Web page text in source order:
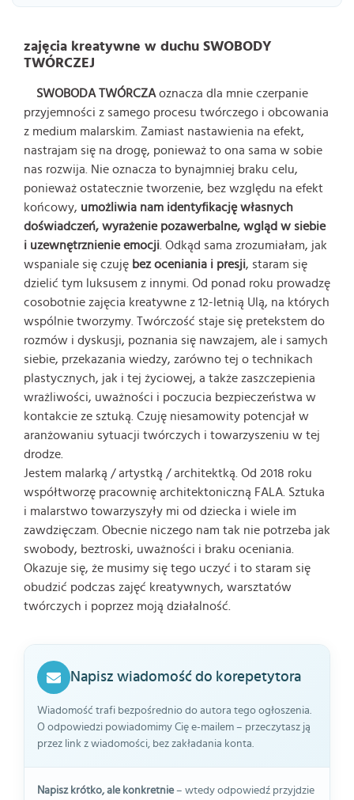
zajęcia kreatywne w duchu SWOBODY
TWÓRCZEJ
SWOBODA TWÓRCZA oznacza dla mnie czerpanie
przyjemności z samego procesu twórczego i obcowania
z medium malarskim. Zamiast nastawienia na efekt,
nastrajam się na drogę, ponieważ to ona sama w sobie
nas rozwija. Nie oznacza to bynajmniej braku celu,
ponieważ ostatecznie tworzenie, bez względu na efekt
końcowy, umożliwia nam identyfikację własnych
doświadczeń, wyrażenie pozawerbalne, wgląd w siebie
i uzewnętrznienie emocji . Odkąd sama zrozumiałam, jak
wspaniale się czuję bez oceniania i presji, staram się
dzielić tym luksusem z innymi. Od ponad roku prowadzę
cosobotnie zajęcia kreatywne z 12-letnią Ulą, na których
wspólnie tworzymy. Twórczość staje się pretekstem do
rozmów i dyskusji, poznania się nawzajem, ale i samych
siebie, przekazania wiedzy, zarówno tej o technikach
plastycznych, jak i tej życiowej, a także zaszczepienia
wrażliwości, uważności i poczucia bezpieczeństwa w
kontakcie ze sztuką. Czuję niesamowity potencjał w
aranżowaniu sytuacji twórczych i towarzyszeniu w tej
drodze.
Jestem malarką / artystką / architektką. Od 2018 roku
współtworzę pracownię architektoniczną FALA. Sztuka
i malarstwo towarzyszyły mi od dziecka i wiele im
zawdzięczam. Obecnie niczego nam tak nie potrzeba jak
swobody, beztroski, uważności i braku oceniania.
Okazuje się, że musimy się tego uczyć i to staram się
obudzić podczas zajęć kreatywnych, warsztatów
twórczych i poprzez moją działalność.
Napisz wiadomość do korepetytora
Wiadomość trafi bezpośrednio do autora tego ogłoszenia.
O odpowiedzi powiadomimy Cię e-mailem – przeczytasz ją
przez link z wiadomości, bez zakładania konta.
Napisz krótko, ale konkretnie– wtedy odpowiedź przyjdzie